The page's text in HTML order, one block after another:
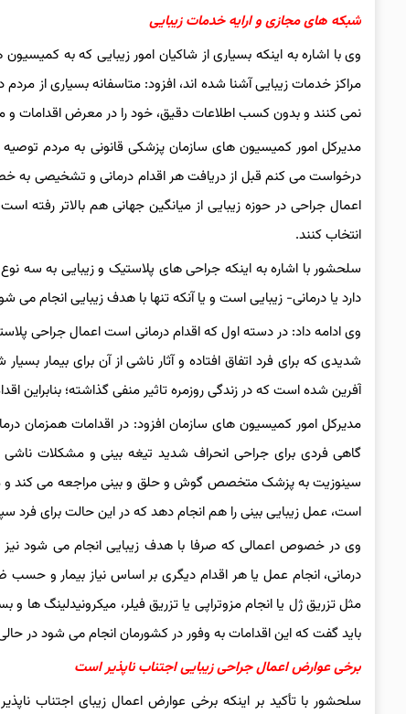
شبکه های مجازی و ارایه خدمات زیبایی
وی با اشاره به اینکه بسیاری از شاکیان امور زیبایی که به
مراکز خدمات زیبایی آشنا شده اند، افزود: متاسفانه بسیاری از
نمی کنند و بدون کسب اطلاعات دقیق، خود را در معرض اقدامات و
مدیرکل امور کمیسیون های سازمان پزشکی قانونی به مردم
درخواست می کنم قبل از دریافت هر اقدام درمانی و تشخیصی به
اعمال جراحی در حوزه زیبایی از میانگین جهانی هم بالاتر رفته
انتخاب کنند.
سلحشور با اشاره به اینکه جراحی های پلاستیک و زیبایی به سه
دارد یا درمانی- زیبایی است و یا آنکه تنها با هدف زیبایی انجام می
وی ادامه داد: در دسته اول که اقدام درمانی است اعمال جراحی
شدیدی که برای فرد اتفاق افتاده و آثار ناشی از آن برای
آفرین شده است که در زندگی روزمره تاثیر منفی گذاشته؛ بنابراین
مدیرکل امور کمیسیون های سازمان افزود: در اقدامات همزمان
گاهی فردی برای جراحی انحراف شدید تیغه بینی و مشکلات
سینوزیت به پزشک متخصص گوش و حلق و بینی مراجعه می کند و
است، عمل زیبایی بینی را هم انجام دهد که در این حالت برای فرد
وی در خصوص اعمالی که صرفا با هدف زیبایی انجام می شود
درمانی، انجام عمل یا هر اقدام دیگری بر اساس نیاز بیمار و
مثل تزریق ژل یا انجام مزوتراپی یا تزریق فیلر، میکرونیدلینگ ها
باید گفت که این اقدامات به وفور در کشورمان انجام می شود در
برخی عوارض اعمال جراحی زیبایی اجتناب ناپذیر است
سلحشور با تأکید بر اینکه برخی عوارض اعمال زیبای اجتناب